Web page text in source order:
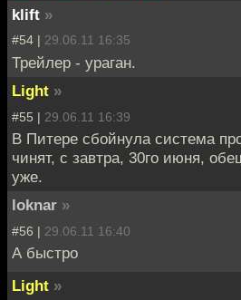
klift »
#54 | 29.06.11 16:35
Трейлер - ураган.
Light »
#55 | 29.06.11 16:39
В Питере сбойнула система
чинят, с завтра, 30го июня,
уже.
loknar »
#56 | 29.06.11 16:40
А быстро
Light »